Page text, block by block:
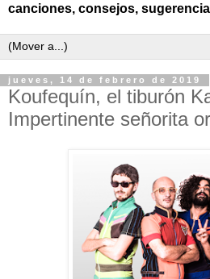
canciones, consejos,
jueves, 14 de febrero de 2019
Koufequín, el tiburón
Impertinente señorita